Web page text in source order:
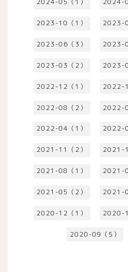
2024-05（1） 2024-
2023-10（1） 2023-
2023-06（3） 2023-
2023-03（2） 2023-
2022-12（1） 2022-
2022-08（2） 2022-
2022-04（1） 2022-
2021-11（2） 2021-
2021-08（1） 2021-
2021-05（2） 2021-
2020-12（1） 2020-
2020-09（5）